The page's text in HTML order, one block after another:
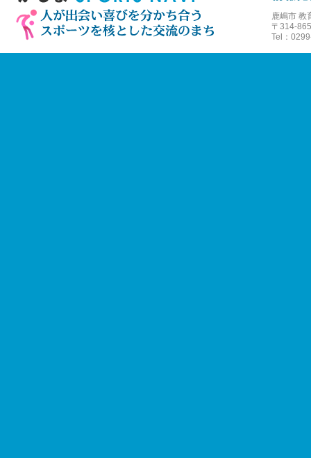
鹿嶋市 教
〒 314-
Tel：